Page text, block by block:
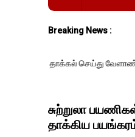
Breaking News :
செய்து வேளாண் துறை
சுற்றுலா
தாக்கிய